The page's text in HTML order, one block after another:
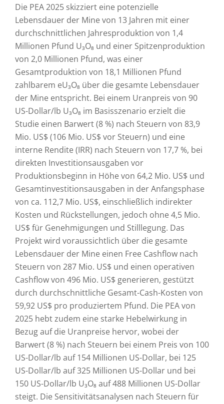
Die PEA 2025 skizziert eine potenzielle
Lebensdauer der Mine von 13 Jahren mit einer
durchschnittlichen Jahresproduktion von 1,4
Millionen Pfund U₃O₈ und einer Spitzenproduktion
von 2,0 Millionen Pfund, was einer
Gesamtproduktion von 18,1 Millionen Pfund
zahlbarem eU₃O₈ über die gesamte Lebensdauer
der Mine entspricht. Bei einem Uranpreis von 90
US-Dollar/lb U₃O₈ im Basisszenario erzielt die
Studie einen Barwert (8 %) nach Steuern von 83,9
Mio. US$ (106 Mio. US$ vor Steuern) und eine
interne Rendite (IRR) nach Steuern von 17,7 %, bei
direkten Investitionsausgaben vor
Produktionsbeginn in Höhe von 64,2 Mio. US$ und
Gesamtinvestitionsausgaben in der Anfangsphase
von ca. 112,7 Mio. US$, einschließlich indirekter
Kosten und Rückstellungen, jedoch ohne 4,5 Mio.
US$ für Genehmigungen und Stilllegung. Das
Projekt wird voraussichtlich über die gesamte
Lebensdauer der Mine einen Free Cashflow nach
Steuern von 287 Mio. US$ und einen operativen
Cashflow von 496 Mio. US$ generieren, gestützt
durch durchschnittliche Gesamt-Cash-Kosten von
59,92 US$ pro produziertem Pfund. Die PEA von
2025 hebt zudem eine starke Hebelwirkung in
Bezug auf die Uranpreise hervor, wobei der
Barwert (8 %) nach Steuern bei einem Preis von 100
US-Dollar/lb auf 154 Millionen US-Dollar, bei 125
US-Dollar/lb auf 325 Millionen US-Dollar und bei
150 US-Dollar/lb U₃O₈ auf 488 Millionen US-Dollar
steigt. Die Sensitivitätsanalysen nach Steuern für